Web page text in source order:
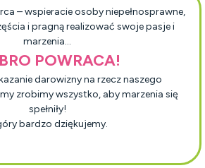
– wspieracie osoby niepełnosprawne,
i pragną realizować swoje pasje i
marzenia…
POWRACA!
darowizny na rzecz naszego
zrobimy wszystko, aby marzenia się
spełniły!
bardzo dziękujemy.